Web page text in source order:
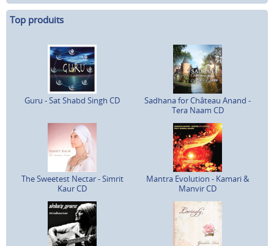
Top produits
Guru - Sat Shabd Singh CD
Sadhana for Château Anand -
Tera Naam CD
The Sweetest Nectar - Simrit
Kaur CD
Mantra Evolution - Kamari &
Manvir CD